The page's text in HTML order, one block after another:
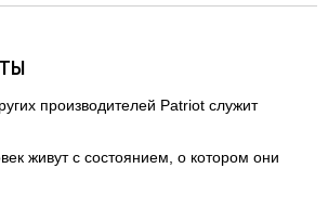
производителей Patriot служит
живут с состоянием, о котором они